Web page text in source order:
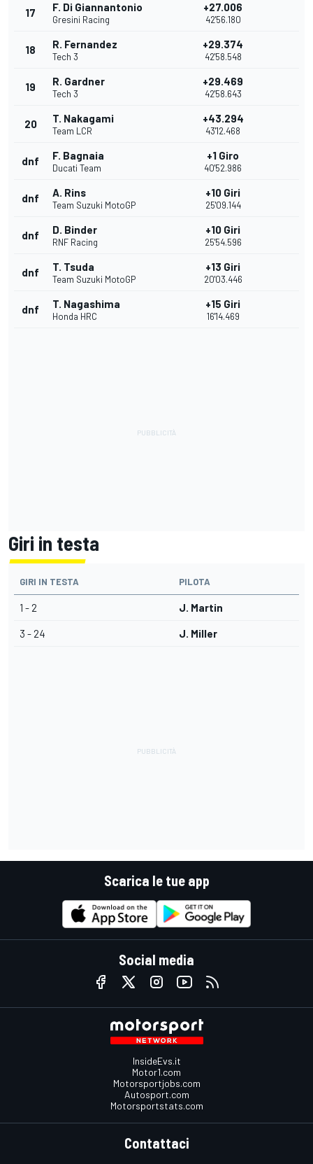
17 F. Di Giannantonio
Gresini Racing
+27.006
42'56.180
18 R. Fernandez
Tech 3
+29.374
42'58.548
19 R. Gardner
Tech 3
+29.469
42'58.643
20 T. Nakagami
Team LCR
+43.294
43'12.468
dnf F. Bagnaia
Ducati Team
+1 Giro
40'52.986
dnf A. Rins
Team Suzuki MotoGP
+10 Giri
25'09.144
dnf D. Binder
RNF Racing
+10 Giri
25'54.596
dnf T. Tsuda
Team Suzuki MotoGP
+13 Giri
20'03.446
dnf T. Nagashima
Honda HRC
+15 Giri
16'14.469
Giri in testa
GIRI IN TESTA PILOTA
1 - 2 J. Martin
3 - 24 J. Miller
Scarica le tue app
Social media
InsideEvs.it
Motor1.com
Motorsportjobs.com
Autosport.com
Motorsportstats.com
Contattaci